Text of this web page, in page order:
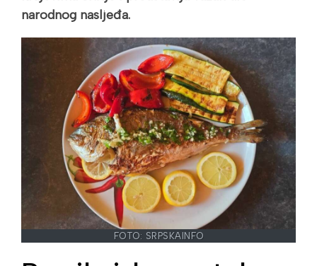
narodnog nasljeđa.
FOTO: SRPSKAINFO